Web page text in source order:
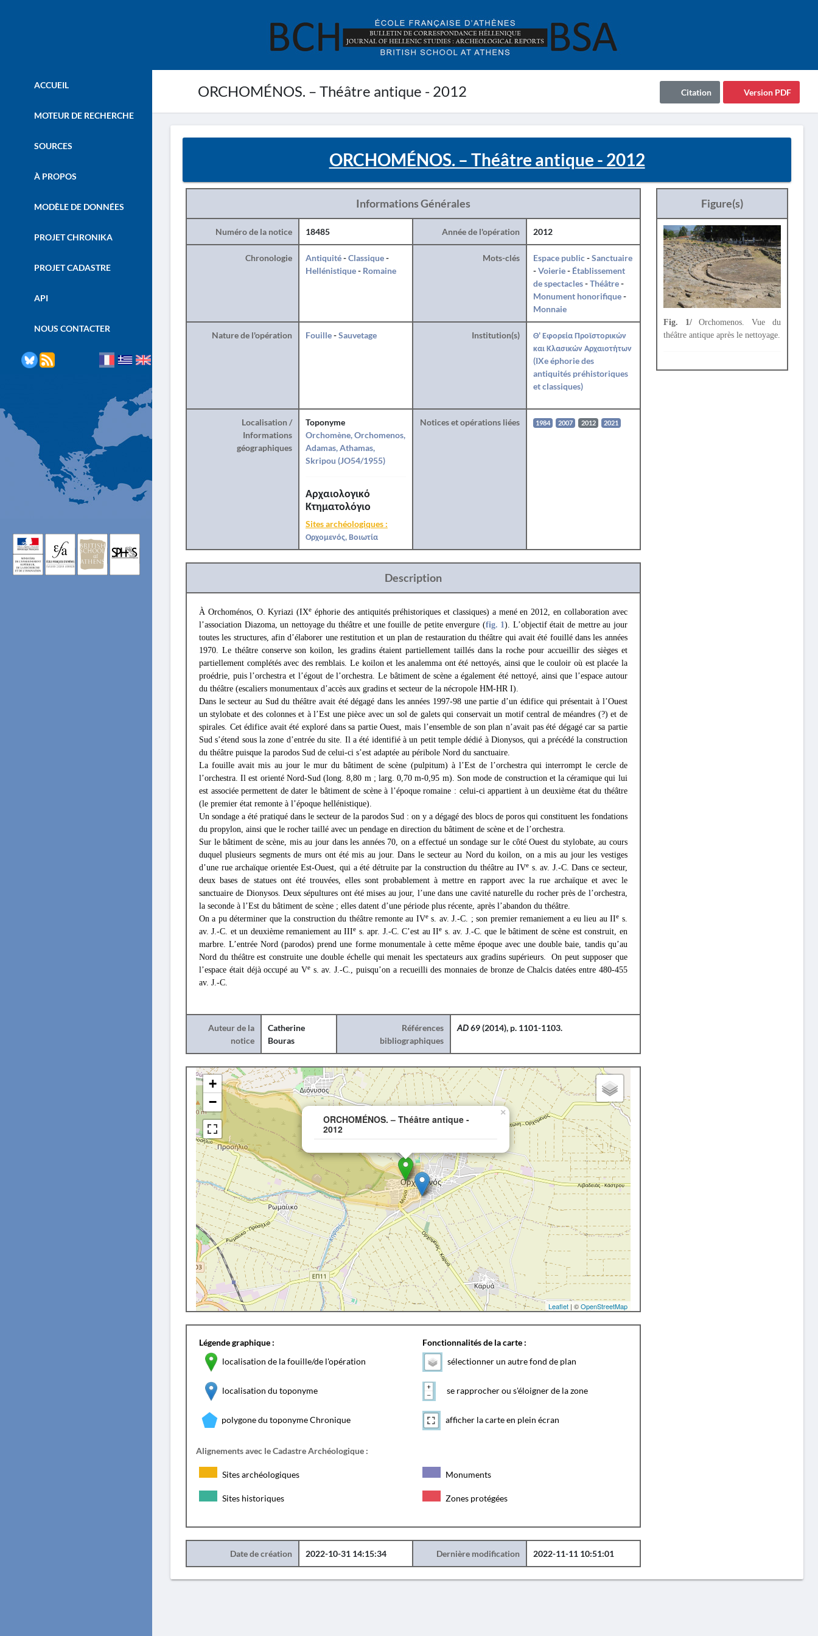
ORCHOMÉNOS. – Théâtre antique - 2012 Version PDF
Citation
ACCUEIL
MOTEUR DE RECHERCHE
SOURCES
À PROPOS
MODÈLE DE DONNÉES
PROJET CHRONIKA
PROJET CADASTRE
API
NOUS CONTACTER
ORCHOMÉNOS. – Théâtre antique - 2012
Informations Générales
Numéro de la notice 18485 Année de l'opération 2012
Chronologie Antiquité-Classique-
Hellénistique- Romaine
Mots-clés Espace public-Sanctuaire
-Voierie- Établissement
de spectacles-Théâtre-
Monument honorifique-
Monnaie
Nature de l'opération Fouille-Sauvetage Institution(s)
Θ' Εφορεία Προϊστορικών
και Κλασικών Αρχαιοτήτων
(IXe éphorie des
antiquités préhistoriques
et classiques)
Localisation /
Informations
géographiques
Toponyme
Orchomène, Orchomenos,
Adamas, Athamas,
Skripou (JO54/1955)
Αρχαιολογικό
Κτηματολόγιο
Sites archéologiques :
Ορχομενός, Βοιωτία
Notices et opérations liées 1984 2007 2012 2021
Description
À Orchoménos, O. Kyriazi (IXe éphorie des antiquités préhistoriques et classiques) a mené en 2012, en collaboration avec
l’association Diazoma, un nettoyage du théâtre et une fouille de petite envergure (fig. 1). L’objectif était de mettre au jour
toutes les structures, afin d’élaborer une restitution et un plan de restauration du théâtre qui avait été fouillé dans les années
1970. Le théâtre conserve son koilon, les gradins étaient partiellement taillés dans la roche pour accueillir des sièges et
partiellement complétés avec des remblais. Le koilon et les analemma ont été nettoyés, ainsi que le couloir où est placée la
proédrie, puis l’orchestra et l’égout de l’orchestra. Le bâtiment de scène a également été nettoyé, ainsi que l’espace autour
du théâtre (escaliers monumentaux d’accès aux gradins et secteur de la nécropole HM-HR I).
Dans le secteur au Sud du théâtre avait été dégagé dans les années 1997-98 une partie d’un édifice qui présentait à l’Ouest
un stylobate et des colonnes et à l’Est une pièce avec un sol de galets qui conservait un motif central de méandres (?) et de
spirales. Cet édifice avait été exploré dans sa partie Ouest, mais l’ensemble de son plan n’avait pas été dégagé car sa partie
Sud s’étend sous la zone d’entrée du site. Il a été identifié à un petit temple dédié à Dionysos, qui a précédé la construction
du théâtre puisque la parodos Sud de celui-ci s’est adaptée au péribole Nord du sanctuaire.
La fouille avait mis au jour le mur du bâtiment de scène (pulpitum) à l’Est de l’orchestra qui interrompt le cercle de
l’orchestra. Il est orienté Nord-Sud (long. 8,80 m ; larg. 0,70 m-0,95 m). Son mode de construction et la céramique qui lui
est associée permettent de dater le bâtiment de scène à l’époque romaine : celui-ci appartient à un deuxième état du théâtre
(le premier état remonte à l’époque hellénistique).
Un sondage a été pratiqué dans le secteur de la parodos Sud : on y a dégagé des blocs de poros qui constituent les fondations
du propylon, ainsi que le rocher taillé avec un pendage en direction du bâtiment de scène et de l’orchestra.
Sur le bâtiment de scène, mis au jour dans les années 70, on a effectué un sondage sur le côté Ouest du stylobate, au cours
duquel plusieurs segments de murs ont été mis au jour. Dans le secteur au Nord du koilon, on a mis au jour les vestiges
d’une rue archaïque orientée Est-Ouest, qui a été détruite par la construction du théâtre au IVe s. av. J.-C. Dans ce secteur,
deux bases de statues ont été trouvées, elles sont probablement à mettre en rapport avec la rue archaïque et avec le
sanctuaire de Dionysos. Deux sépultures ont été mises au jour, l’une dans une cavité naturelle du rocher près de l’orchestra,
la seconde à l’Est du bâtiment de scène ; elles datent d’une période plus récente, après l’abandon du théâtre.
On a pu déterminer que la construction du théâtre remonte au IVes. av. J.-C. ; son premier remaniement a eu lieu au IIe s.
av. J.-C. et un deuxième remaniement au IIIe s. apr. J.-C. C’est au IIe s. av. J.-C. que le bâtiment de scène est construit, en
marbre. L’entrée Nord (parodos) prend une forme monumentale à cette même époque avec une double baie, tandis qu’au
Nord du théâtre est construite une double échelle qui menait les spectateurs aux gradins supérieurs. On peut supposer que
l’espace était déjà occupé au Ves. av. J.-C., puisqu’on a recueilli des monnaies de bronze de Chalcis datées entre 480-455
av. J.-C.
Auteur de la
notice
Catherine
Bouras
Références
bibliographiques
AD69 (2014), p. 1101-1103.
ORCHOMÉNOS. – Théâtre antique -
2012
×
+
−
Leaflet| ©OpenStreetMap
Légende graphique :
localisation de la fouille/de l'opération
localisation du toponyme
polygone du toponyme Chronique
Fonctionnalités de la carte :
sélectionner un autre fond de plan
se rapprocher ou s'éloigner de la zone
afficher la carte en plein écran
Alignements avec le Cadastre Archéologique :
Sites archéologiques Monuments
Sites historiques Zones protégées
Date de création 2022-10-31 14:15:34 Dernière modification 2022-11-11 10:51:01
Figure(s)
Fig. 1/Orchomenos. Vue du
théâtre antique après le nettoyage.